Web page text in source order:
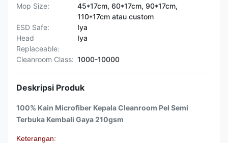
Mop Size:
45*17cm, 60*17cm, 90*17cm,
110*17cm atau custom
ESD Safe:
Iya
Head
Replaceable:
Iya
Cleanroom Class: 1000-10000
Deskripsi Produk
100% Kain Microfiber Kepala Cleanroom Pel Semi
Terbuka Kembali Gaya 210gsm
Keterangan: